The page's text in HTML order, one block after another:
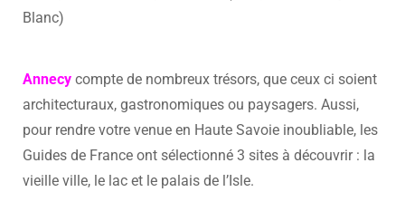
Blanc)
Annecy compte de nombreux trésors, que ceux ci soient
architecturaux, gastronomiques ou paysagers. Aussi,
pour rendre votre venue en Haute Savoie inoubliable, les
Guides de France ont sélectionné 3 sites à découvrir : la
vieille ville, le lac et le palais de l’Isle.